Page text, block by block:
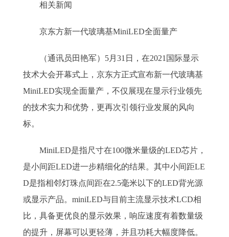
相关新闻
京东方新一代玻璃基MiniLED全面量产
（通讯员田艳军）5月31日，在2021国际显示
技术大会开幕式上，京东方正式宣布新一代玻璃基
MiniLED实现全面量产，不仅展现在显示行业领先
的技术实力和优势，更再次引领行业发展的风向
标。
MiniLED是指尺寸在100微米量级的LED芯片，
是小间距LED进一步精细化的结果。其中小间距LE
D是指相邻灯珠点间距在2.5毫米以下的LED背光源
或显示产品。miniLED与目前主流显示技术LCD相
比，具备更优良的显示效果，响应速度有着数量级
的提升，屏幕可以更轻薄，并且功耗大幅度降低。